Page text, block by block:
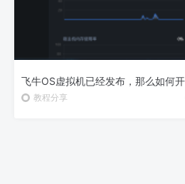
飞牛OS虚拟机已经发布，那么如何
教程分享